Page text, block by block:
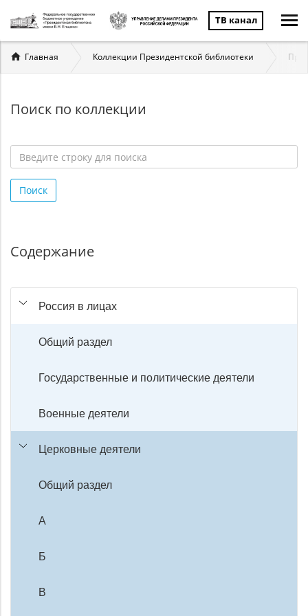
ТВ канал
Вы
здесь
Главная Коллекции Президентской библиотеки
Поиск по коллекции
строку
для
Поиск
Содержание
Россия в лицах
Общий раздел
Государственные и политические деятели
Военные деятели
Церковные деятели
Общий раздел
А
Б
В